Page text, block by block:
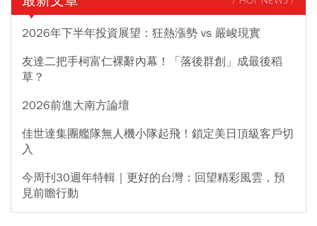
2026年下半年投資展望：狂熱漲勢 vs 嚴峻現實
友達二把手柯富仁裸辭內幕！「落後群創」成最後稻
草？
2026前進大南方論壇
佳世達集團艦隊無人機小隊起飛！鎖定美日頂級客戶切
入
今周刊30週年特輯｜更好的台灣：回望精彩風雲，預
見前瞻行動